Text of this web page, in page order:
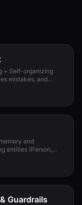
+ Self-organizing
mistakes, and
and
entities (Person,
Guardrails